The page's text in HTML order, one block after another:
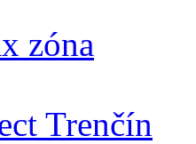
zóna
Trenčín